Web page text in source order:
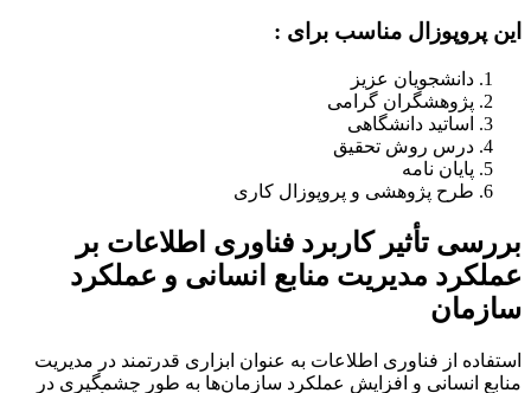
این پروپوزال مناسب برای :
دانشجویان عزیز
پژوهشگران گرامی
اساتید دانشگاهی
درس روش تحقیق
پایان نامه
طرح پژوهشی و پروپوزال کاری
بررسی تأثیر کاربرد فناوری اطلاعات بر
عملکرد مدیریت منابع انسانی و عملکرد
سازمان
استفاده از فناوری اطلاعات به عنوان ابزاری قدرتمند در مدیریت
منابع انسانی و افزایش عملکرد سازمان‌ها به طور چشمگیری در